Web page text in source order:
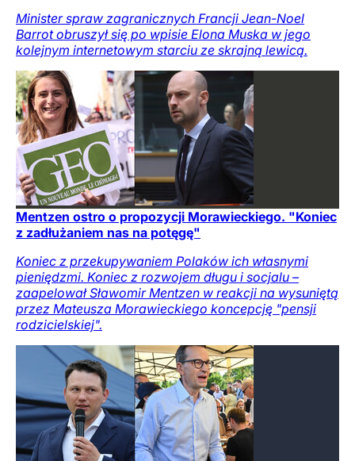
Minister spraw zagranicznych Francji Jean-Noel
Barrot obruszył się po wpisie Elona Muska w jego
kolejnym internetowym starciu ze skrajną lewicą.
Mentzen ostro o propozycji Morawieckiego. "Koniec
z zadłużaniem nas na potęgę"
Koniec z przekupywaniem Polaków ich własnymi
pieniędzmi. Koniec z rozwojem długu i socjalu –
zaapelował Sławomir Mentzen w reakcji na wysuniętą
przez Mateusza Morawieckiego koncepcję "pensji
rodzicielskiej".